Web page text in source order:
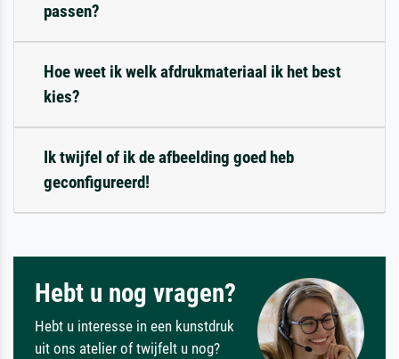
passen?
Hoe weet ik welk afdrukmateriaal ik het best
kies?
Ik twijfel of ik de afbeelding goed heb
geconfigureerd!
Hebt u nog vragen?
Hebt u interesse in een kunstdruk
uit ons atelier of twijfelt u nog?